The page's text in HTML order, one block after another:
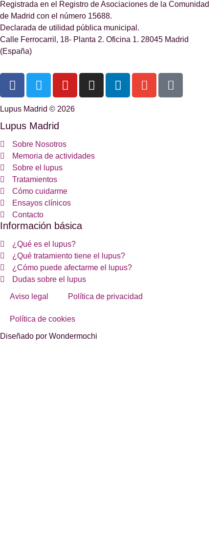
Registrada en el Registro de Asociaciones de la Comunidad
de Madrid con el número 15688.
Declarada de utilidad pública municipal.
Calle Ferrocarril, 18- Planta 2. Oficina 1. 28045 Madrid
(España)
Lupus Madrid © 2026
Lupus Madrid
Sobre Nosotros
Memoria de actividades
Sobre el lupus
Tratamientos
Cómo cuidarme
Ensayos clínicos
Contacto
Información básica
¿Qué es el lupus?
¿Qué tratamiento tiene el lupus?
¿Cómo puede afectarme el lupus?
Dudas sobre el lupus
Aviso legal Política de privacidad
Política de cookies
Diseñado por Wondermochi